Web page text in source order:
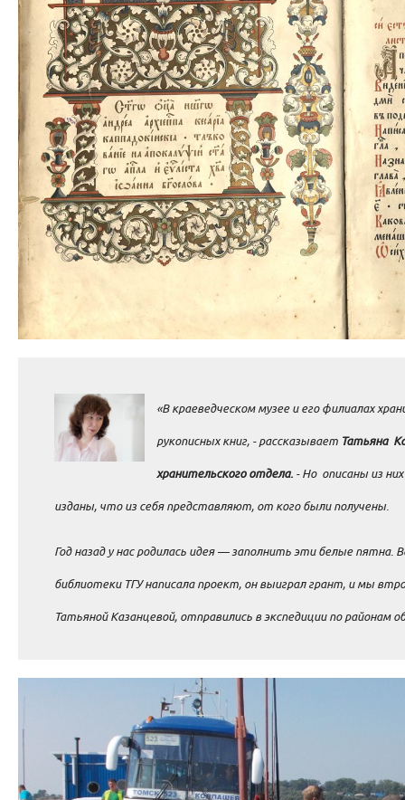
«В краеведческом музее и его филиалах
рукописных книг, - рассказывает Татьяна
хранительского отдела. - Но описаны из
изданы, что из себя представляют, от кого были получены.
Год назад у нас родилась идея — заполнить эти белые пятна.
библиотеки ТГУ написала проект, он выиграл грант, и мы
Татьяной Казанцевой, отправились в экспедиции по районам